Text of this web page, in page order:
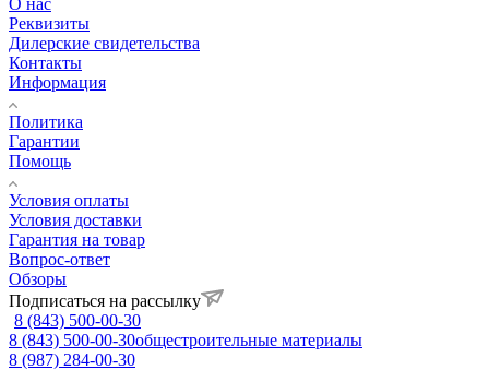
Реквизиты
Дилерские свидетельства
Контакты
Информация
Политика
Гарантии
Помощь
Условия оплаты
Условия доставки
Гарантия на товар
Вопрос-ответ
Обзоры
Подписаться на рассылку
8 (843) 500-00-30
8 (843) 500-00-30общестроительные материалы
8 (987) 284-00-30